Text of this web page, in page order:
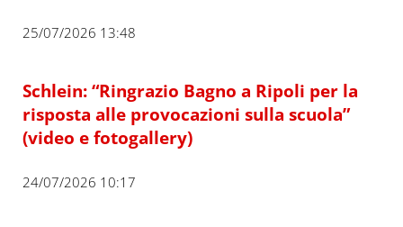
25/07/2026 13:48
Schlein: “Ringrazio Bagno a Ripoli per la
risposta alle provocazioni sulla scuola”
(video e fotogallery)
24/07/2026 10:17